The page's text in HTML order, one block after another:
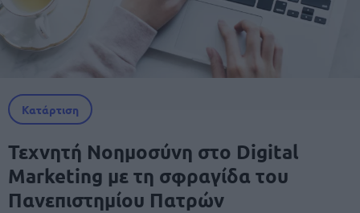
Κατάρτιση
Τεχνητή Νοημοσύνη στο Digital
Marketing με τη σφραγίδα του
Πανεπιστημίου Πατρών